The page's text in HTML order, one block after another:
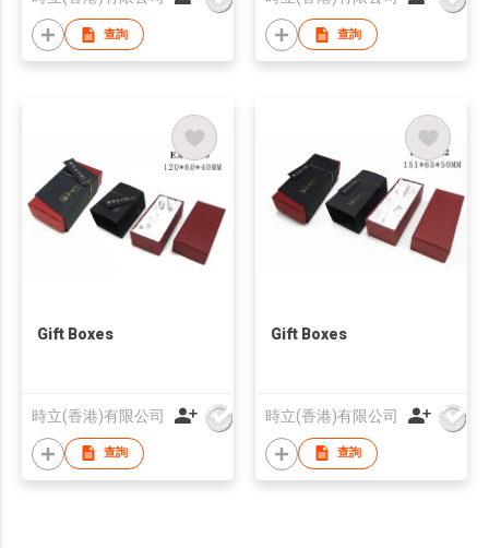
查詢 查詢
Gift Boxes
時立(香港)有限公司
查詢
Gift Boxes
時立(香港)有限公司
查詢